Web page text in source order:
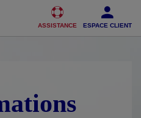
au Pied de page
ASSISTANCE ESPACE CLIENT